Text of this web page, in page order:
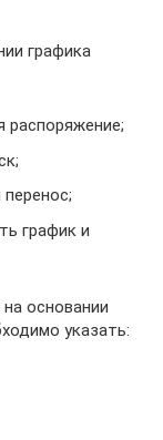
графика
распоряжение;
график и
основании
указать: